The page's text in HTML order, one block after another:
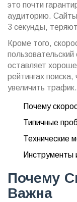
это почти
аудиторию.
3 секунды,
Кроме того,
оставляет
рейтингах
увеличить трафик.
Почему
Типичные
Технические
Инструменты
Почему
Важна